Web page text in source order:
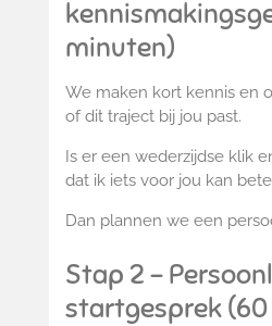
minuten)
We maken kort kennis en
of dit traject bij jou past.
Is er een wederzijdse klik
dat ik iets voor jou kan
Dan plannen we een
Stap 2 –
startgesprek